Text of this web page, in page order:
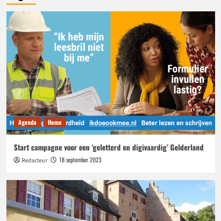
3
4
Home
Streekmuseum Goeree-Overflakkee wint ‘De
Slimste Erfgoedvrijwilliger’
5
Agenda
Nachtelijk Onderhoud N325 IJsseloordweg
(Arnhem)
1
Agenda Home
Start campagne voor een ‘geletterd en digivaardig’
Agenda Evenementen
Agenda Home
Start campagne voor een ‘geletterd en digivaardig’ Gelderland
Redacteur 18 september 2023